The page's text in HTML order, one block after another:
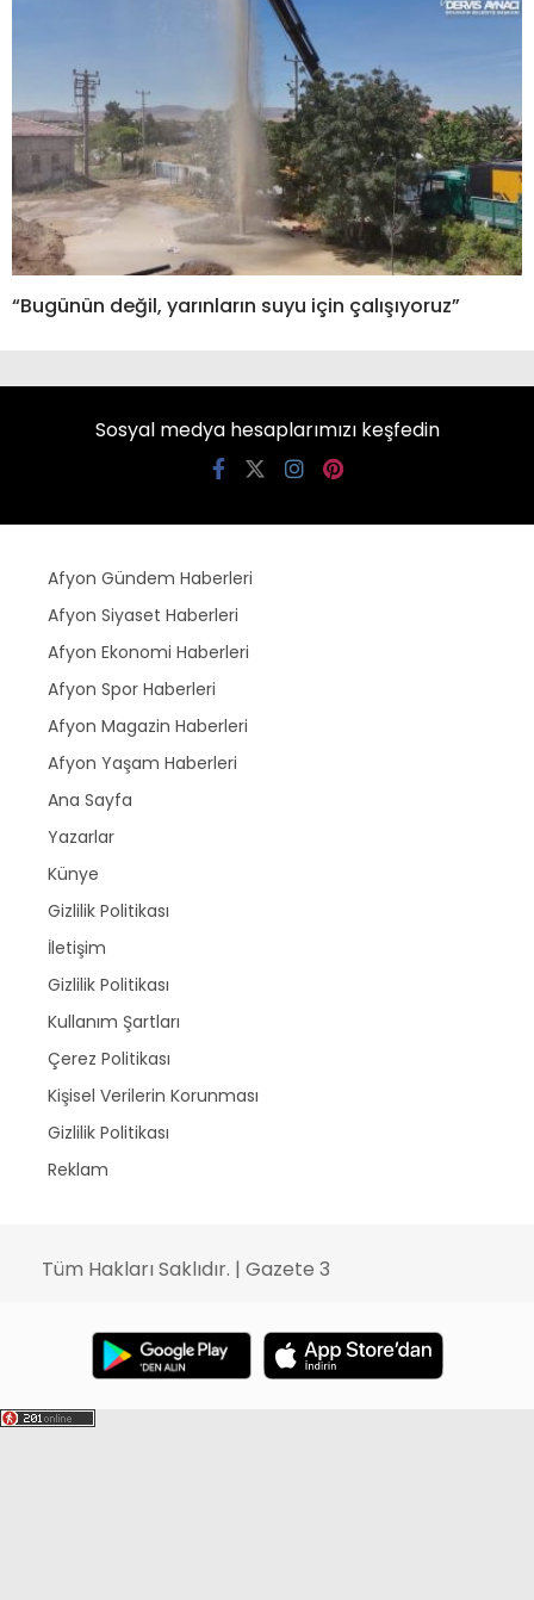
“Bugünün değil, yarınların suyu için çalışıyoruz”
Sosyal medya hesaplarımızı keşfedin
Afyon Gündem Haberleri
Afyon Siyaset Haberleri
Afyon Ekonomi Haberleri
Afyon Spor Haberleri
Afyon Magazin Haberleri
Afyon Yaşam Haberleri
Ana Sayfa
Yazarlar
Künye
Gizlilik Politikası
İletişim
Gizlilik Politikası
Kullanım Şartları
Çerez Politikası
Kişisel Verilerin Korunması
Gizlilik Politikası
Reklam
Tüm Hakları Saklıdır. | Gazete 3